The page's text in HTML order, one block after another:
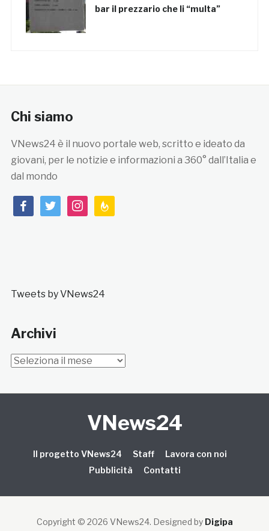
bar il prezzario che li “multa”
Chi siamo
VNews24 è il nuovo portale web, scritto e ideato da
giovani, per le notizie e informazioni a 360° dall’Italia e
dal mondo
facebooktwitterinstagramfeedburner
Tweets by VNews24
Archivi
Archivi
VNews24
Il progetto VNews24 Staff
Lavora con noi
Pubblicità
Contatti
Copyright © 2026 VNews24. Designed by Digipa